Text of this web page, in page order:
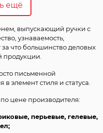
ещё
выпускающий ручки с
узнаваемость,
что большинство деловых
продукции.
письменной
элемент стиля и статуса.
цене производителя:
перьевые, гелевые,